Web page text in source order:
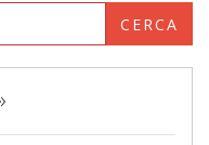
CERCA